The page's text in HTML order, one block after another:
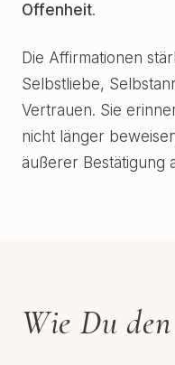
Offenheit.
Die Affirmationen
Selbstliebe,
Vertrauen. Sie
nicht länger
äußerer Bestätigung
Wie Du